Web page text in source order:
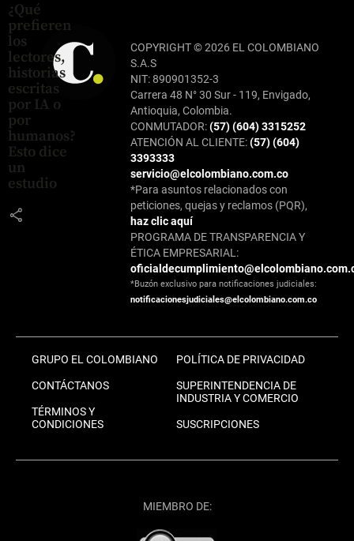
¿Qué
prefieren
los
lectores,
historias
escritas
por IA o
por
humanos?
Esto dice
un
estudio
share
COPYRIGHT © 2026 EL COLOMBIANO
S.A.S
NIT: 890901352-3
Carrera 48 N° 30 Sur - 119, Envigado,
Antioquia, Colombia.
CONMUTADOR:(57) (604) 3315252
ATENCIÓN AL CLIENTE:(57) (604)
3393333
servicio@elcolombiano.com.co
*Para asuntos relacionados con
peticiones, quejas y reclamos (PQR),
haz clic aquí
PROGRAMA DE TRANSPARENCIA Y
ÉTICA EMPRESARIAL:
*Buzón exclusivo para notificaciones judiciales:
notificacionesjudiciales@elcolombiano.com.co
GRUPO EL COLOMBIANO
CONTÁCTANOS
TÉRMINOS Y
CONDICIONES
POLÍTICA DE PRIVACIDAD
SUPERINTENDENCIA DE
INDUSTRIA Y COMERCIO
SUSCRIPCIONES
MIEMBRO DE: